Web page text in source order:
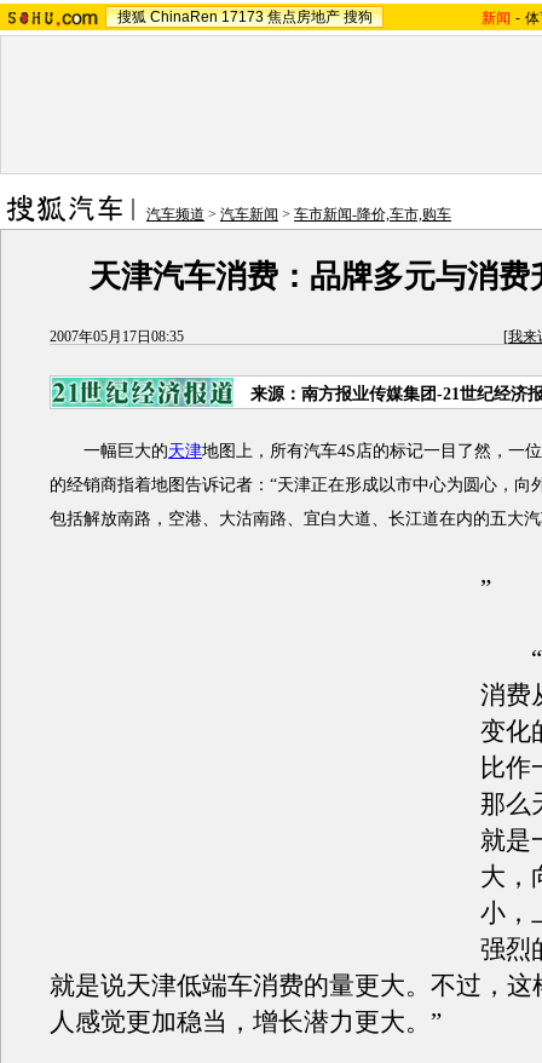
搜狐 ChinaRen 17173 焦点房地产 搜狗 新闻 -
汽车频道 > 汽车新闻 > 车市新闻-降价,车市,购车
天津汽车消费：品牌多元与消费
2007年05月17日08:35 [我来
来源：南方报业传媒集团-21世纪经济
一幅巨大的天津地图上，所有汽车4S店的标记一目了然，一
的经销商指着地图告诉记者：“天津正在形成以市中心为圆心，向
包括解放南路，空港、大沽南路、宜白大道、长江道在内的五大
”
“
消费
变化
比作
那么
就是
大，
小，
强烈
就是说天津低端车消费的量更大。不过，这
人感觉更加稳当，增长潜力更大。”